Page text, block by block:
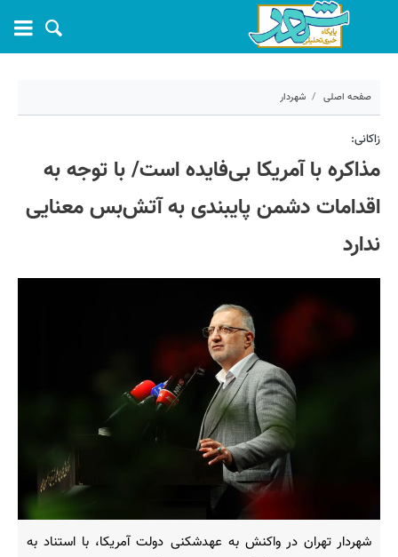
صفحه اصلی شهردار
۱۹ فروردین ۱۴۰۵ - ۲۳:۲۲
کد مطلب:79533
زاکانی:
مذاکره با آمریکا بی‌فایده است/ با توجه به
اقدامات دشمن پایبندی به آتش‌بس معنایی
ندارد
شهردار تهران در واکنش به عهدشکنی دولت آمریکا، با استناد به